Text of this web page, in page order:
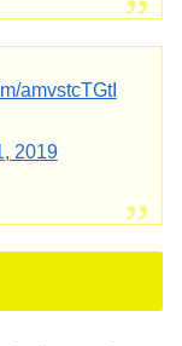
amvstcTGtI
2019